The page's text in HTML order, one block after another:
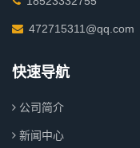
472715311@qq.com
快速导航
公司简介
新闻中心